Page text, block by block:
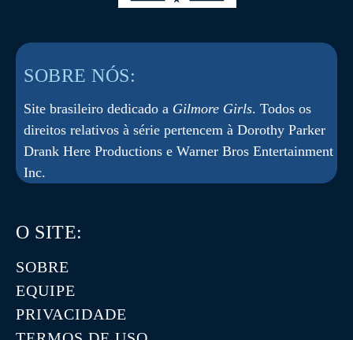
SOBRE NÓS:
Site brasileiro dedicado a Gilmore Girls. Todos os
direitos relativos à série pertencem à Dorothy Parker
Drank Here Productions e Warner Bros Entertainment
Inc.
O SITE:
SOBRE
EQUIPE
PRIVACIDADE